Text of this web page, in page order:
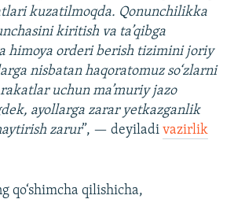
kuzatilmoqda. Qonunchilikka
kiritish va ta’qibga
himoya orderi berish tizimini joriy
nisbatan haqoratomuz so‘zlarni
uchun ma’muriy jazo
ayollarga zarar yetkazganlik
zarur”, — deyiladi vazirlik
qo‘shimcha qilishicha,